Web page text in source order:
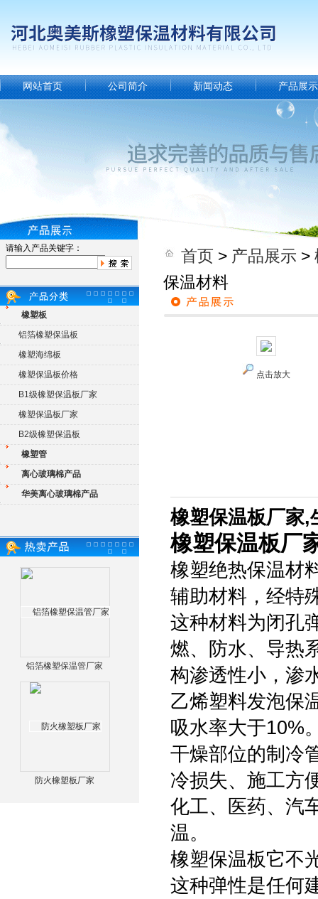
网站首页 公司简介 新闻动态 产品展示
请输入产品关键字：
橡塑板
铝箔橡塑保温板
橡塑海绵板
橡塑保温板价格
B1级橡塑保温板厂家
橡塑保温板厂家
B2级橡塑保温板
橡塑管
离心玻璃棉产品
华美离心玻璃棉产品
铝箔橡塑保温管厂家
防火橡塑板厂家
首页 > 产品展示 >
保温材料
点击放大
橡塑保温板厂家,
橡塑保温板厂
橡塑绝热保温材
辅助材料，经特
这种材料为闭孔
燃、防水、导热
构渗透性小，渗
乙烯塑料发泡保
吸水率大于10%
干燥部位的制冷
冷损失、施工方
化工、医药、汽
温。
橡塑保温板它不
这种弹性是任何